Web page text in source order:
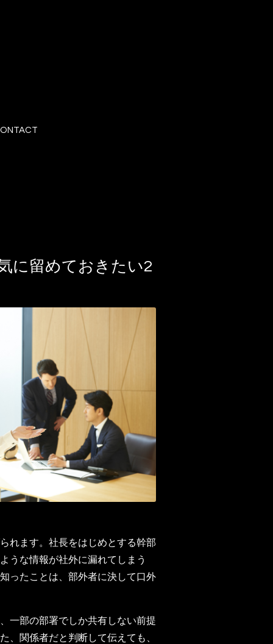
に留めておきたい2
れます。社長をはじめとする幹部
うな情報が社外に漏れてしまう
ったことは、部外者に決して口外
一部の部署でしか共有しない前提
、関係者だと判断して伝えても、